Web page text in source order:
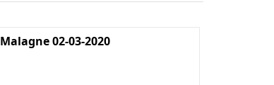
Malagne 02-03-2020